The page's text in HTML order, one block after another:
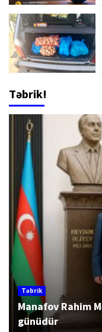
Təbrik!
Təbrik
Manafov Rahim
günüdür